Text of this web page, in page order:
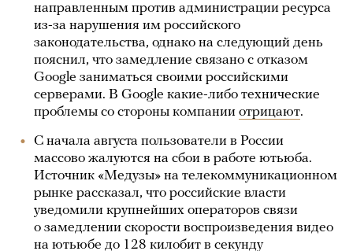
направленным против администрации ресурса
из-за нарушения им российского
законодательства, однако на следующий день
пояснил, что замедление связано с отказом
Google заниматься своими российскими
серверами. В Google какие-либо технические
проблемы со стороны компании отрицают.
С начала августа пользователи в России
массово жалуются на сбои в работе ютьюба.
Источник «Медузы» на телекоммуникационном
рынке рассказал, что российские власти
уведомили крупнейших операторов связи
о замедлении скорости воспроизведения видео
на ютьюбе до 128 килобит в секунду